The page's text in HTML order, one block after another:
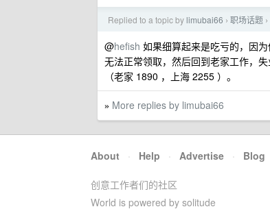
Replied to a topic by limubai66 › 职场话题 ›
@hefish 如果细算起来是吃亏的，因
无法正常领取，然后回到老家工作，
（老家 1890 ，上海 2255 ）。
» More replies by limubai66
About · Help · Advertise · Blog
创意工作者们的社区
World is powered by solitude